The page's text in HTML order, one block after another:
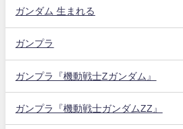
ガンダム 生まれる
ガンプラ
ガンプラ『機動戦士Zガンダム』
ガンプラ『機動戦士ガンダムZZ』